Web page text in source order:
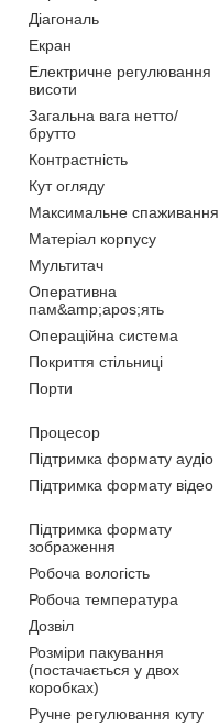
Діагональ
Екран
Електричне регулювання
висоти
Загальна вага нетто/
брутто
Контрастність
Кут огляду
Максимальне спаживання
Матеріал корпусу
Мультитач
Оперативна
пам&amp;apos;ять
Операційна система
Покриття стільниці
Порти
Процесор
Підтримка формату аудіо
Підтримка формату відео
Підтримка формату
зображення
Робоча вологість
Робоча температура
Дозвіл
Розміри пакування
(постачається у двох
коробках)
Ручне регулювання куту